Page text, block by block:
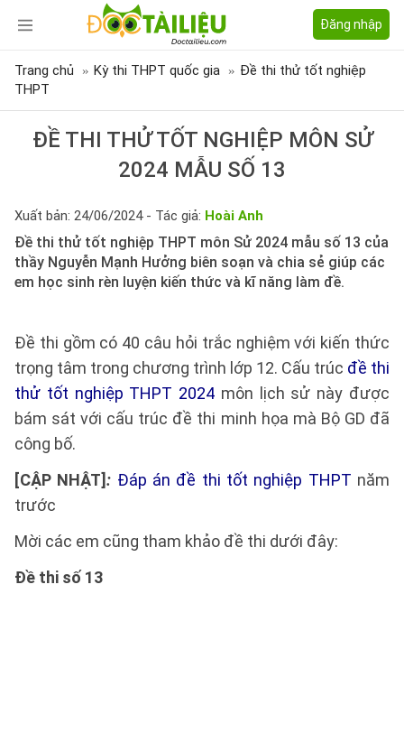
Đăng nhập
Trang chủ Kỳ thi THPT quốc gia
Đề thi thử tốt nghiệp
THPT
ĐỀ THI THỬ TỐT NGHIỆP MÔN SỬ
2024 MẪU SỐ 13
Xuất bản: 24/06/2024 - Tác giả: Hoài Anh
Đề thi thử tốt nghiệp THPT môn Sử 2024 mẫu số 13 của
thầy Nguyễn Mạnh Hưởng biên soạn và chia sẻ giúp các
em học sinh rèn luyện kiến thức và kĩ năng làm đề.
Đề thi gồm có 40 câu hỏi trắc nghiệm với kiến thức
trọng tâm trong chương trình lớp 12. Cấu trúc đề thi
thử tốt nghiệp THPT 2024 môn lịch sử này được
bám sát với cấu trúc đề thi minh họa mà Bộ GD đã
công bố.
[CẬP NHẬT]: Đáp án đề thi tốt nghiệp THPT năm
trước
Mời các em cũng tham khảo đề thi dưới đây:
Đề thi số 13